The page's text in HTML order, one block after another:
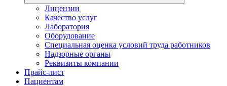
Лицензии
Качество услуг
Лаборатория
Оборудование
Специальная оценка условий труда работников
Надзорные органы
Реквизиты компании
Прайс-лист
Пациентам